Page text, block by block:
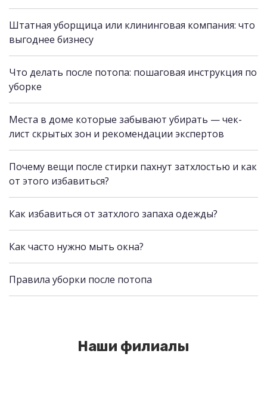
Штатная уборщица или клининговая компания: что
выгоднее бизнесу
Что делать после потопа: пошаговая инструкция по
уборке
Места в доме которые забывают убирать — чек-
лист скрытых зон и рекомендации экспертов
Почему вещи после стирки пахнут затхлостью и как
от этого избавиться?
Как избавиться от затхлого запаха одежды?
Как часто нужно мыть окна?
Правила уборки после потопа
Наши филиалы